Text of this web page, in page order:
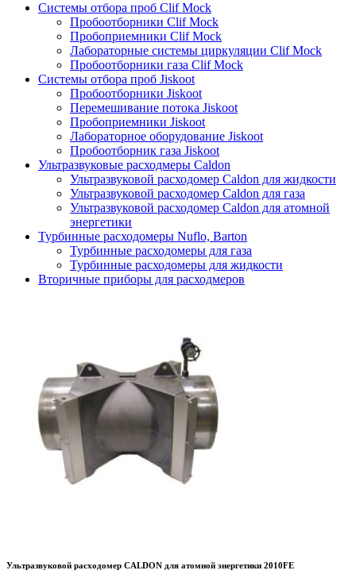
Системы отбора проб Clif Mock
Пробоотборники Clif Mock
Пробоприемники Clif Mock
Лабораторные системы циркуляции Clif Mock
Пробоотборники газа Clif Mock
Системы отбора проб Jiskoot
Пробоотборники Jiskoot
Перемешивание потока Jiskoot
Пробоприемники Jiskoot
Лабораторное оборудование Jiskoot
Пробоотборник газа Jiskoot
Ультразвуковые расходмеры Caldon
Ультразвуковой расходомер Caldon для жидкости
Ультразвуковой расходомер Caldon для газа
Ультразвуковой расходомер Caldon для атомной
энергетики
Турбинные расходомеры Nuflo, Barton
Турбинные расходомеры для газа
Турбинные расходомеры для жидкости
Вторичные приборы для расходмеров
Ультразвуковой расходомер CALDON для атомной энергетики 2010FE